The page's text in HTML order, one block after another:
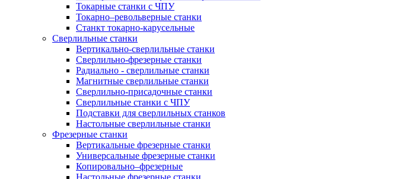
Токарные станки с ЧПУ
Токарно–револьверные станки
Станкт токарно-карусельные
Сверлильные станки
Вертикально-сверлильные станки
Сверлильно-фрезерные станки
Радиально - сверлильные станки
Магнитные сверлильные станки
Сверлильно-присадочные станки
Сверлильные станки с ЧПУ
Подставки для сверлильных станков
Настольные сверлильные станки
Фрезерные станки
Вертикальные фрезерные станки
Универсальные фрезерные станки
Копировально–фрезерные
Настольные фрезерные станки